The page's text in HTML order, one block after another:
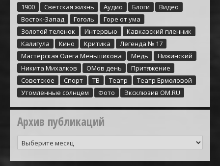
1900 Cветская жизнь Аудио Блоги
Видео
Восток-Запад
Гоголь
Горе от ума
Золотой теленок
Интервью
Кавказский пленник
Калигула
Кино Критика
Легенда № 17
Мастерская Олега Меньшикова
Медь
Нижинский
Никита Михалков
ОМов день
Притяжение
Советское
Спорт ТВ Театр
Театр Ермоловой
Утомленные солнцем
Фото Эксклюзив ОМ.RU
Архив публикаций
Архив
публикаций